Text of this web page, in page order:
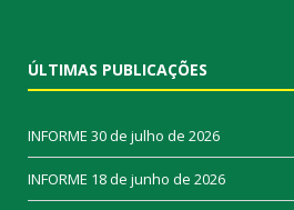
ÚLTIMAS PUBLICAÇÕES
INFORME 30 de julho de 2026
INFORME 18 de junho de 2026